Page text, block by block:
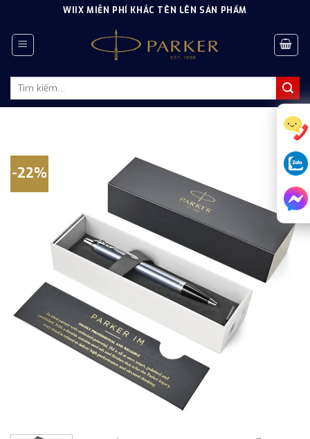
content
WIIX MIỄN PHÍ KHẮC TÊN LÊN SẢN PHẨM
Tìm
-22%